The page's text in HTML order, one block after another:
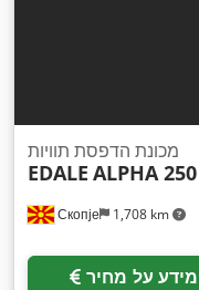
Скопје 1,708 km
מכונת הדפסת תוויות
EDALE ALPHA 250
מידע על מחיר